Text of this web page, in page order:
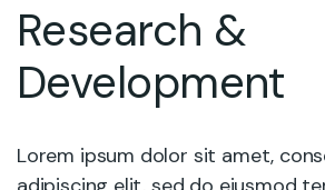
Research &
Development
Lorem ipsum dolor sit amet,